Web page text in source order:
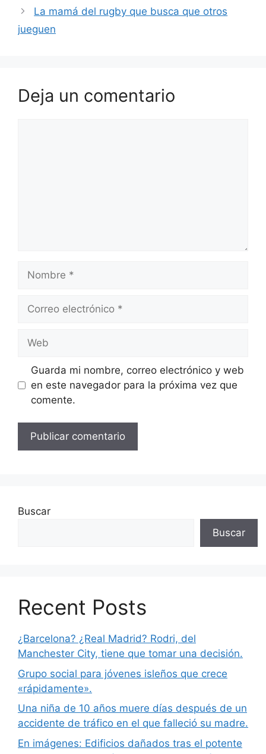
La mamá del rugby que busca que otros
jueguen
Deja un comentario
electrónico
Guarda mi nombre, correo electrónico y web
en este navegador para la próxima vez que
comente.
Buscar
Buscar
Recent Posts
¿Barcelona? ¿Real Madrid? Rodri, del
Manchester City, tiene que tomar una decisión.
Grupo social para jóvenes isleños que crece
«rápidamente».
Una niña de 10 años muere días después de un
accidente de tráfico en el que falleció su madre.
En imágenes: Edificios dañados tras el potente